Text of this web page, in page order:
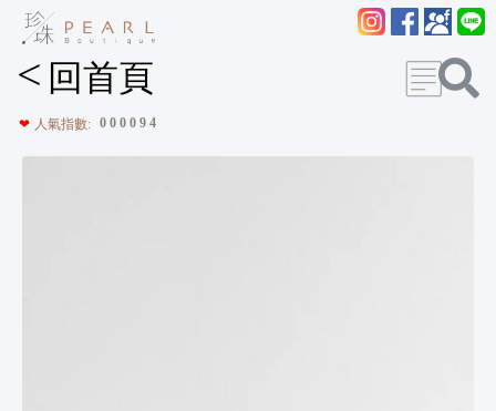
< 回首頁
❤ 人氣指數: 0 0 0 0 9 4